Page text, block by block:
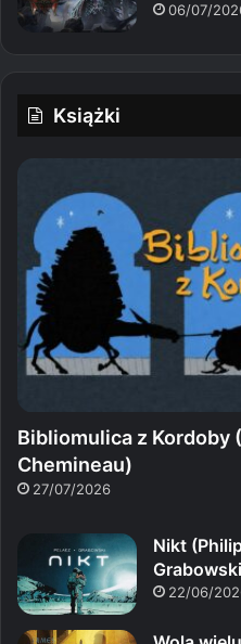
06/07/
Książki
Bibliomulica z Kordoby
Chemineau)
27/07/2026
Nikt
22/06/